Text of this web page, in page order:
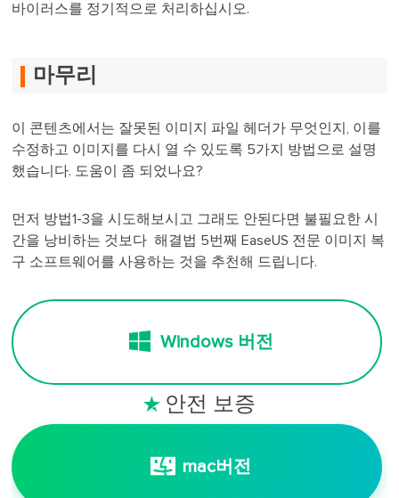
바이러스를 정기적으로 처리하십시오.
마무리
이 콘텐츠에서는 잘못된 이미지 파일 헤더가 무엇인지, 이를
수정하고 이미지를 다시 열 수 있도록 5가지 방법으로 설명
했습니다. 도움이 좀 되었나요?
먼저 방법1-3을 시도해보시고 그래도 안된다면 불필요한 시
간을 낭비하는 것보다 해결법 5번째 EaseUS 전문 이미지 복
구 소프트웨어를 사용하는 것을 추천해 드립니다.
Windows 버전
 안전 보증
mac버전